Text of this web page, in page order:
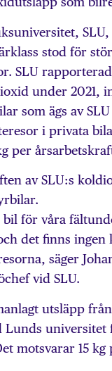
stod för
SLU
under 2021,
som ägs av
i privata
per
av SLU:s
bil för våra
det finns
säger
vid SLU.
utsläpp
Lunds universitet
motsvarar 15 kg